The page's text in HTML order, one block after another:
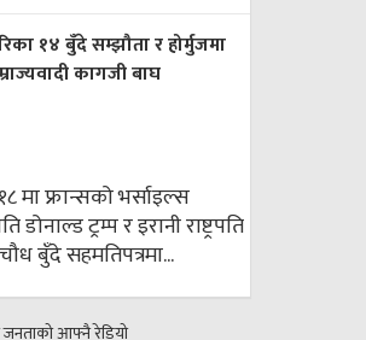
१४ बुँदे सम्झौता र होर्मुजमा
कागजी बाघ
मा फ्रान्सको भर्साइल्स
डोनाल्ड ट्रम्प र इरानी राष्ट्रपति
बुँदे सहमतिपत्रमा...